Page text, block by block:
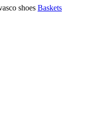
Baskets